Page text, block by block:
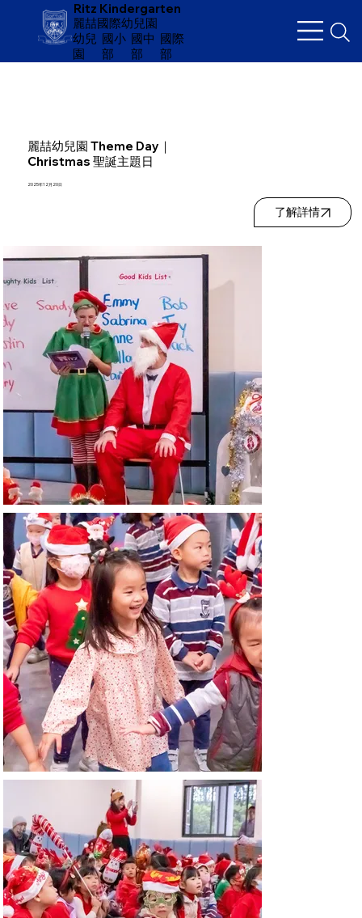
Ritz Kindergarten
麗喆國際幼兒園
幼兒
園
​國小
部
國中
部
國際
部
麗喆幼兒園 Theme Day｜
Christmas 聖誕主題日
2025年12月20日
了解詳情